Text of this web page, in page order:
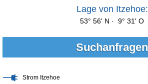
Lage von Itzehoe:
53° 56' N · 9° 31' O
Suchanfragen
Strom Itzehoe